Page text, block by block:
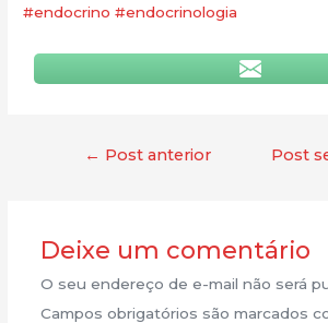
#endocrino #endocrinologia
← Post anterior Post
Deixe um comentário
O seu endereço de e-mail não será
Campos obrigatórios são marcados